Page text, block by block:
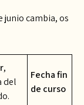
junio cambia, os
,
del
Fecha fin
de curso